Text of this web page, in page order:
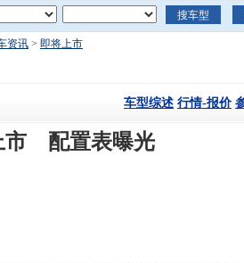
资讯 > 即将上市
车型综述 行情-报价
市 配置表曝光